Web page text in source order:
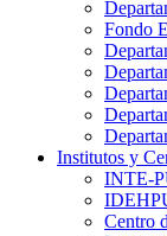
Fondo
Institutos y
INTE-
Centro